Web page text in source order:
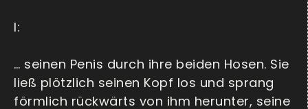
I:
… seinen Penis durch ihre beiden Hosen. Sie
ließ plötzlich seinen Kopf los und sprang
förmlich rückwärts von ihm herunter, seine